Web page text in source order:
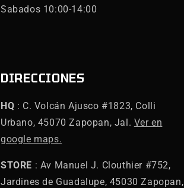
Sabados 10:00-14:00
DIRECCIONES
HQ : C. Volcán Ajusco #1823, Colli
Urbano, 45070 Zapopan, Jal. Ver en
google maps.
STORE : Av Manuel J. Clouthier #752,
Jardines de Guadalupe, 45030 Zapopan,